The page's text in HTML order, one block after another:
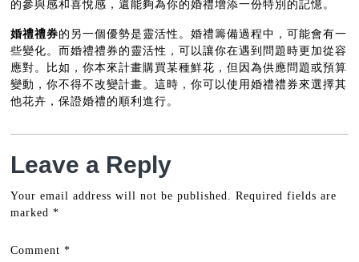
的參與感和喜悅感，還能夠為你的婚禮增添一份特別的記憶。
婚禮禮券的另一個優勢是靈活性。婚禮籌備過程中，可能會有一
些變化。而婚禮禮券的靈活性，可以讓你在遇到問題時更加從容
應對。比如，你本來計畫購買某種鮮花，但因為供應問題或預算
變動，你不得不改變計畫。這時，你可以使用婚禮禮券來選擇其
他花卉，保證婚禮的順利進行。
Leave a Reply
Your email address will not be published.
Required fields are
marked*
Comment*